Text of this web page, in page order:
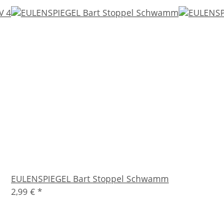
EULENSPIEGEL Bart Stoppel Schwamm
2,99 € *